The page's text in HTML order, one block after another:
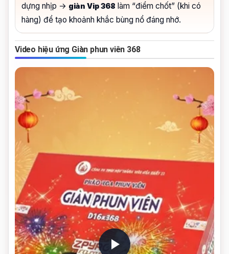
dựng nhịp → giàn Vip 368 làm “điểm chốt” (khi có
hàng) để tạo khoảnh khắc bùng nổ đáng nhớ.
Video hiệu ứng Giàn phun viên 368